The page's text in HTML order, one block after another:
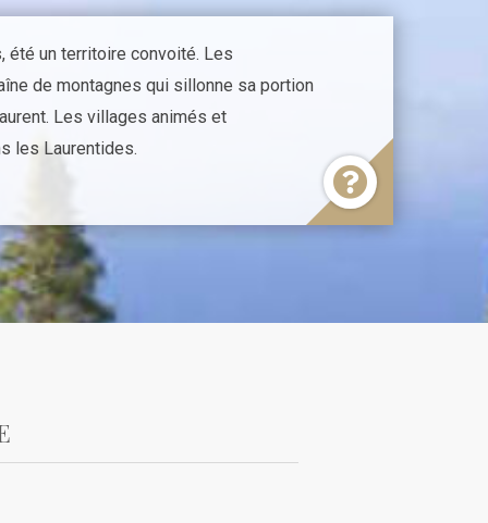
été un territoire convoité. Les
de montagnes qui sillonne sa portion
Les villages animés et
les Laurentides.